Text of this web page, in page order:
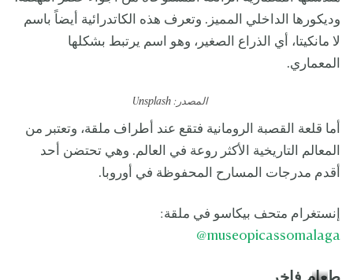
وديكورها الداخلي المميز. وتعرف هذه الكاتدرائية أيضاً باسم
لا مانكيتا، أي الذراع الصغير، وهو اسم يرتبط بشكلها
المعماري.
المصدر:Unsplash
أما قلعة القصبة الرومانية فتقع عند أطراف ملقة، وتعتبر من
المعالم التاريخية الأكثر روعة في العالم. وهي تحتضن أحد
أقدم مدرجات المسارح المحفوظة في أوروبا.
إنستغرام متحف بيكاسو في ملقة:
museopicassomalaga
@